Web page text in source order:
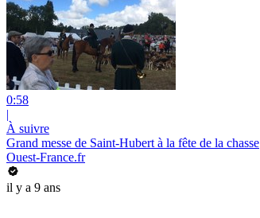
0:58
|
À suivre
Grand messe de Saint-Hubert à la fête de la chasse
Ouest-France.fr
il y a 9 ans